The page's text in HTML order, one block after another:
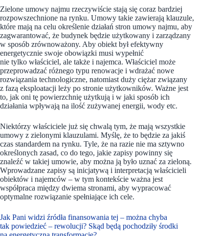
Zielone umowy najmu rzeczywiście stają się coraz bardziej
rozpowszechnione na rynku. Umowy takie zawierają klauzule,
które mają na celu określenie działań stron umowy najmu, aby
zagwarantować, że budynek będzie użytkowany i zarządzany
w sposób zrównoważony. Aby obiekt był efektywny
energetycznie swoje obowiązki musi wypełnić
nie tylko właściciel, ale także i najemca. Właściciel może
przeprowadzać różnego typu renowacje i wdrażać nowe
rozwiązania technologiczne, natomiast duży ciężar związany
z fazą eksploatacji leży po stronie użytkowników. Ważne jest
to, jak oni tę powierzchnię użytkują i w jaki sposób ich
działania wpływają na ilość zużywanej energii, wody etc.
Niektórzy właściciele już się chwalą tym, że mają wszystkie
umowy z zielonymi klauzulami. Myślę, że to będzie za jakiś
czas standardem na rynku. Tyle, że na razie nie ma sztywno
określonych zasad, co do tego, jakie zapisy powinny się
znaleźć w takiej umowie, aby można ją było uznać za zieloną.
Wprowadzane zapisy są inicjatywą i interpretacją właścicieli
obiektów i najemców – w tym kontekście ważna jest
współpraca między dwiema stronami, aby wypracować
optymalne rozwiązanie spełniające ich cele.
Jak Pani widzi źródła finansowania tej – można chyba
tak powiedzieć – rewolucji? Skąd będą pochodziły środki